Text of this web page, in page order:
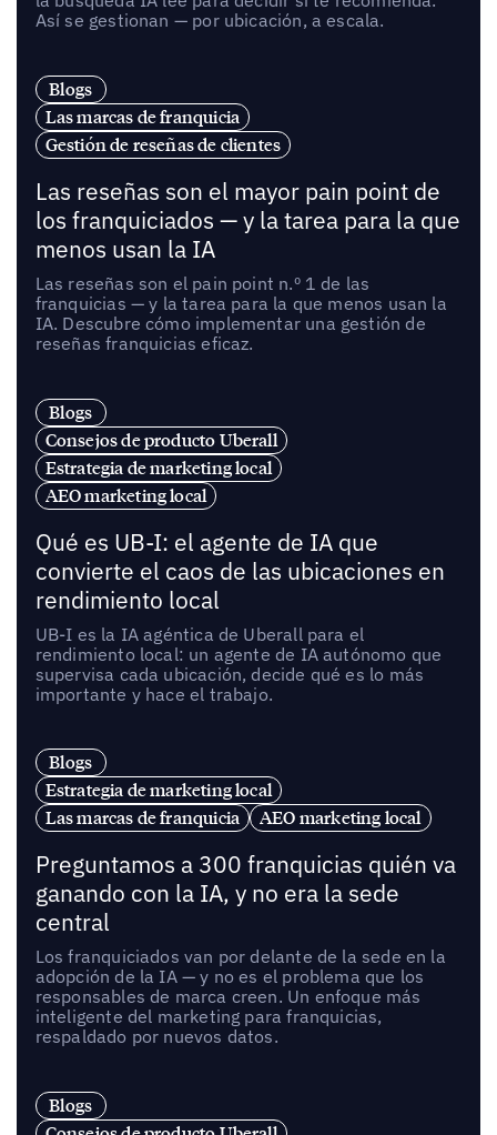
Así se gestionan — por ubicación, a escala.
Blogs
Las marcas de franquicia
Gestión de reseñas de clientes
Las reseñas son el mayor pain point de
los franquiciados — y la tarea para la que
menos usan la IA
Las reseñas son el pain point n.º 1 de las
franquicias — y la tarea para la que menos usan la
IA. Descubre cómo implementar una gestión de
reseñas franquicias eficaz.
Blogs
Consejos de producto Uberall
Estrategia de marketing local
AEO marketing local
Qué es UB-I: el agente de IA que
convierte el caos de las ubicaciones en
rendimiento local
UB-I es la IA agéntica de Uberall para el
rendimiento local: un agente de IA autónomo que
supervisa cada ubicación, decide qué es lo más
importante y hace el trabajo.
Blogs
Estrategia de marketing local
Las marcas de franquicia
AEO marketing local
Preguntamos a 300 franquicias quién va
ganando con la IA, y no era la sede
central
Los franquiciados van por delante de la sede en la
adopción de la IA — y no es el problema que los
responsables de marca creen. Un enfoque más
inteligente del marketing para franquicias,
respaldado por nuevos datos.
Blogs